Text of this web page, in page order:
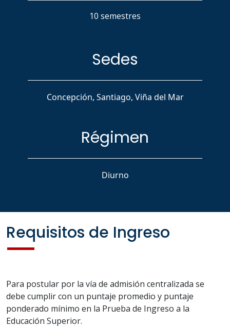
10 semestres
Sedes
Concepción, Santiago, Viña del Mar
Régimen
Diurno
Requisitos de Ingreso
Para postular por la vía de admisión centralizada se
debe cumplir con un puntaje promedio y puntaje
ponderado mínimo en la Prueba de Ingreso a la
Educación Superior.